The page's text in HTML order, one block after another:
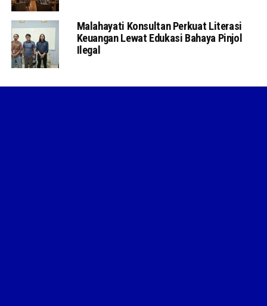
Malahayati Konsultan Perkuat Literasi
Keuangan Lewat Edukasi Bahaya Pinjol
Ilegal